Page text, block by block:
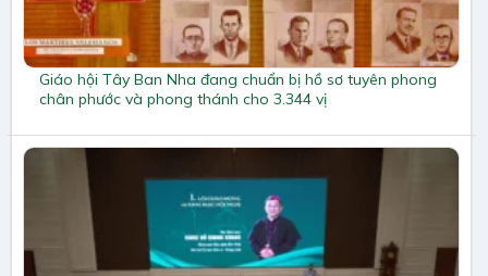
Giáo hội Tây Ban Nha đang chuẩn bị hồ sơ tuyên phong
chân phước và phong thánh cho 3.344 vị